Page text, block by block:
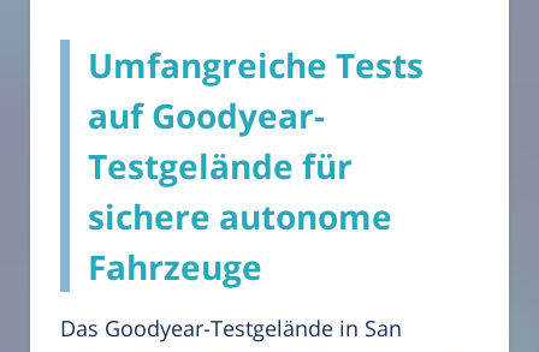
Umfangreiche Tests
auf Goodyear-
Testgelände für
sichere autonome
Fahrzeuge
Das Goodyear-Testgelände in San